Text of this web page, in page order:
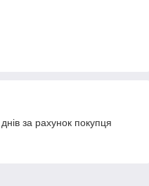
за рахунок покупця